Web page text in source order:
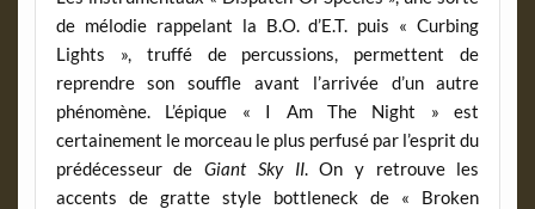
de mélodie rappelant la B.O. d’E.T. puis « Curbing
Lights », truffé de percussions, permettent de
reprendre son souffle avant l’arrivée d’un autre
phénomène. L’épique « I Am The Night » est
certainement le morceau le plus perfusé par l’esprit du
prédécesseur deGiant Sky II. On y retrouve les
accents de gratte style bottleneck de « Broken